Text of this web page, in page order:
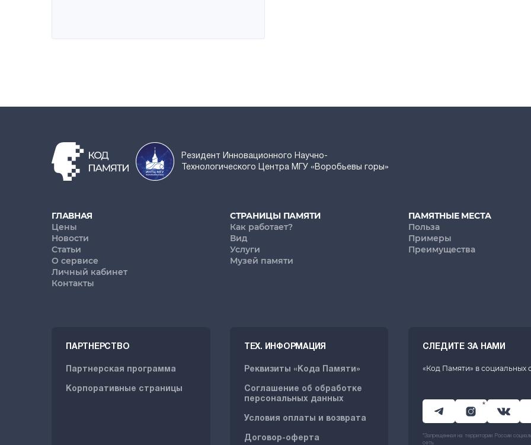
Резидент Инновационного Научно-
Технологического Центра МГУ «Воробьевы горы»
ГЛАВНАЯ
Цены
Новости
Статьи
О сервисе
Личный кабинет
Контакты
СТРАНИЦЫ ПАМЯТИ
Как работает?
Вид
Услуги
Музей памяти
ПАМЯТНЫЕ МЕСТА
Польза
Примеры
Преимущества
ПАРТНЕРСТВО
Партнерская программа
Корпоративные страницы
ТЕХ. ИНФОРМАЦИЯ
Реквизиты «Кода Памяти»
Соглашение об обработке
персональных данных
Условия оплаты и возврата
Договор-оферта
СЛЕДИТЕ ЗА НАМИ
«Код Памяти» в социальных
*
*Запрещенная на территории России
сеть